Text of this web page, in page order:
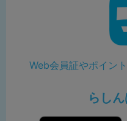
Web会員証やポイン
らし